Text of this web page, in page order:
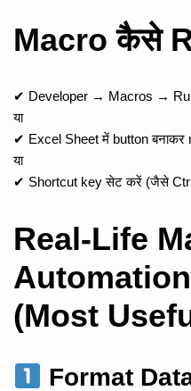
Macro कैसे
✔ Developer → Macros →
या
✔ Excel Sheet में button
या
✔ Shortcut key सेट करें (जैसे
Real-Life
(Most
Format